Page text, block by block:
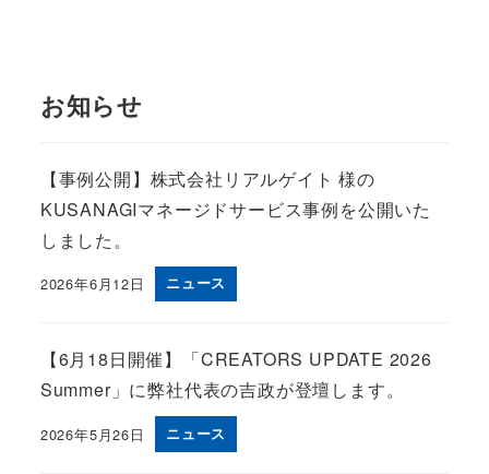
お知らせ
【事例公開】株式会社リアルゲイト 様の
KUSANAGIマネージドサービス事例を公開いた
しました。
Published
2026年6月12日 ニュース
【6月18日開催】「CREATORS UPDATE 2026
Summer」に弊社代表の吉政が登壇します。
Published
2026年5月26日 ニュース